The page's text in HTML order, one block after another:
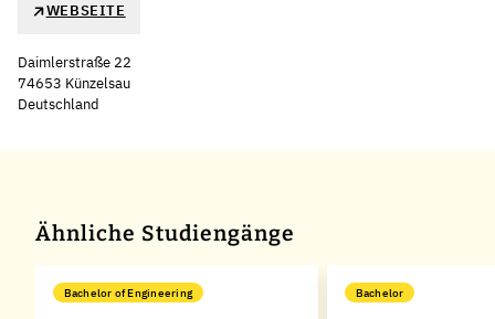
WEBSEITE
Daimlerstraße 22
74653 Künzelsau
Deutschland
Ähnliche Studiengänge
Bachelor of Engineering Bachelor